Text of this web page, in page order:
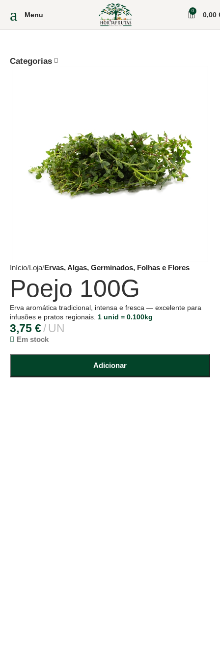
Menu 0 0,00
Categorias
Início Loja Ervas, Algas, Germinados, Folhas e Flores
Poejo 100G
Erva aromática tradicional, intensa e fresca — excelente para
infusões e pratos regionais. 1 unid = 0.100kg
3,75 € UN
Em stock
Adicionar